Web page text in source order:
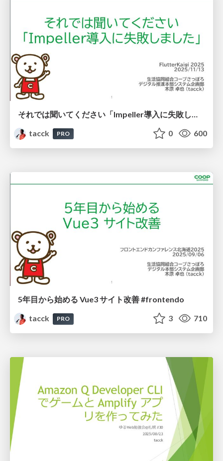
それでは聞いてください「Impeller導入に失敗しました」 #FlutterKaigi #skia
tacck
PRO 0 600
5年目から始める Vue3 サイト改善 #frontendo
tacck
PRO 3 710